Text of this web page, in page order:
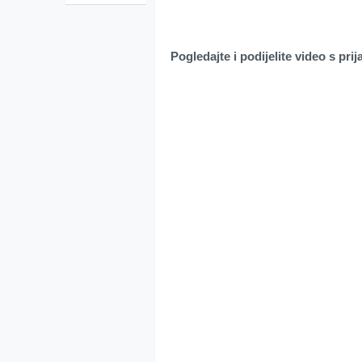
Pogledajte i podijelite video s